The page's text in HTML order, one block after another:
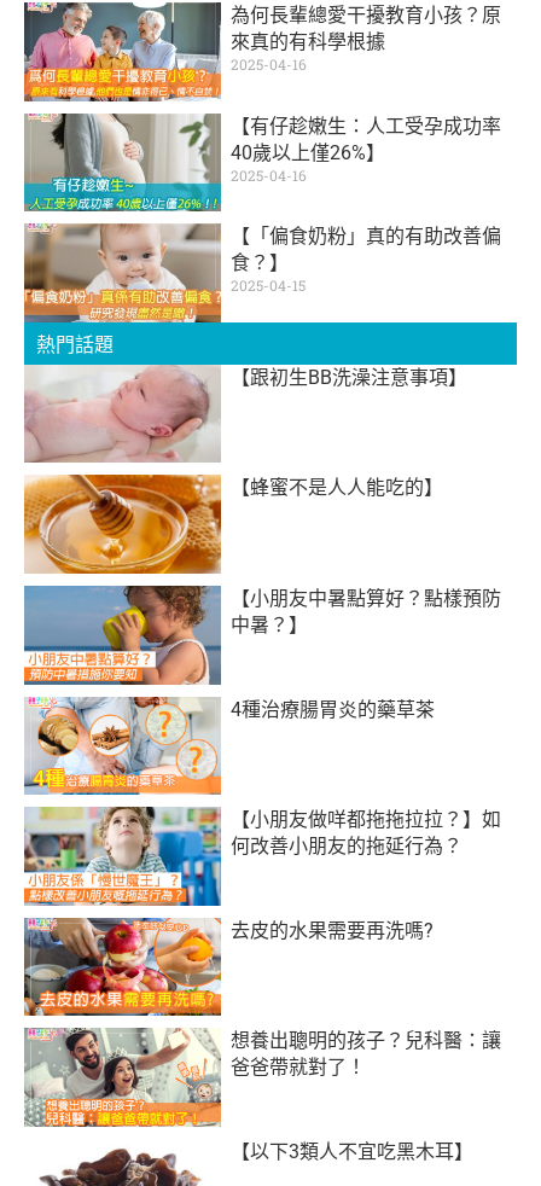
為何長輩總愛干擾教育小孩？原
來真的有科學根據
2025-04-16
【有仔趁嫩生：人工受孕成功率
40歲以上僅26%】
2025-04-16
【「偏食奶粉」真的有助改善偏
食？】
2025-04-15
熱門話題
【跟初生BB洗澡注意事項】
【蜂蜜不是人人能吃的】
【小朋友中暑點算好？點樣預防
中暑？】
4種治療腸胃炎的藥草茶
【小朋友做咩都拖拖拉拉？】如
何改善小朋友的拖延行為？
去皮的水果需要再洗嗎?
想養出聰明的孩子？兒科醫：讓
爸爸帶就對了！
【以下3類人不宜吃黑木耳】